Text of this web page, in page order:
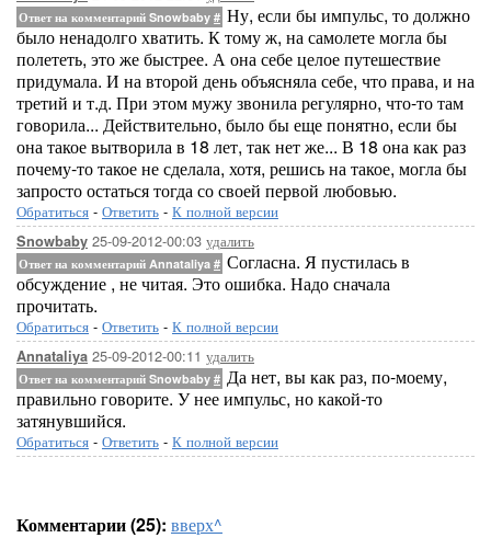
Ответ на комментарий Snowbaby # Ну, если бы импульс, то должно
было ненадолго хватить. К тому ж, на самолете могла бы
полететь, это же быстрее. А она себе целое путешествие
придумала. И на второй день объясняла себе, что права, и на
третий и т.д. При этом мужу звонила регулярно, что-то там
говорила... Действительно, было бы еще понятно, если бы
она такое вытворила в 18 лет, так нет же... В 18 она как раз
почему-то такое не сделала, хотя, решись на такое, могла бы
запросто остаться тогда со своей первой любовью.
Обратиться - Ответить - К полной версии
Snowbaby 25-09-2012-00:03 удалить
Ответ на комментарий Annataliya # Согласна. Я пустилась в
обсуждение , не читая. Это ошибка. Надо сначала
прочитать.
Обратиться - Ответить - К полной версии
Annataliya 25-09-2012-00:11 удалить
Ответ на комментарий Snowbaby # Да нет, вы как раз, по-моему,
правильно говорите. У нее импульс, но какой-то
затянувшийся.
Обратиться - Ответить - К полной версии
Комментарии (25): вверх^